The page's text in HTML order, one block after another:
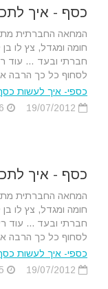
כסף - איך
חומה ומגדל, צץ לו
חברתי ובעד … עוד
לסחוף כל כך הרבה
כספי- איך לעשות
כסף - איך
חומה ומגדל, צץ לו
חברתי ובעד ... עוד
לסחוף כל כך הרבה
כספי- איך לעשות